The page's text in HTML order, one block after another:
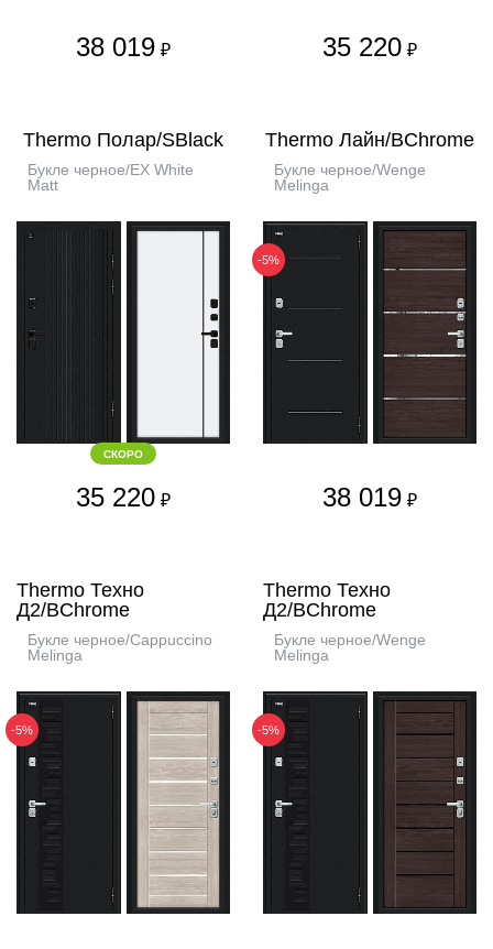
38 019 ₽ 35 220 ₽
Thermo Полар/SBlack
Букле черное/EX White
Matt
СКОРО
35 220 ₽
Thermo Лайн/BChrome
Букле черное/Wenge
Melinga
-5%
38 019 ₽
Thermo Техно
Д2/BChrome
Букле черное/Cappuccino
Melinga
-5%
Thermo Техно
Д2/BChrome
Букле черное/Wenge
Melinga
-5%